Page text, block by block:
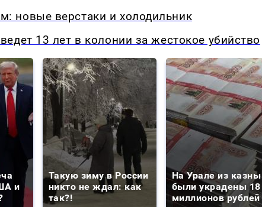
новые верстаки и холодильник
13 лет в колонии за жестокое убийство
и
Такую зиму в России
никто не ждал: как
так?!
На Урале из казны
были украдены 18
миллионов рублей